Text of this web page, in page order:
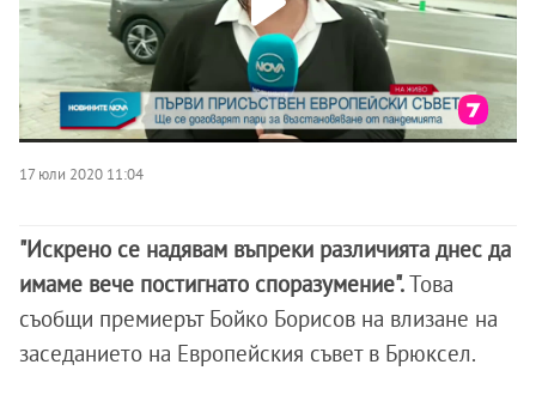
17 юли 2020 11:04
"Искрено се надявам въпреки различията днес да
имаме вече постигнато споразумение".Това
съобщи премиерът Бойко Борисов на влизане на
заседанието на Европейския съвет в Брюксел.